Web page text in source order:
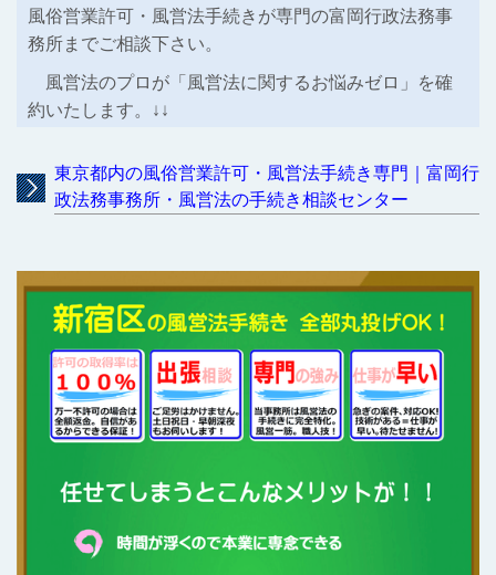
風俗営業許可・風営法手続きが専門の富岡行政法務事
務所までご相談下さい。
風営法のプロが「風営法に関するお悩みゼロ」を確
約いたします。↓↓
東京都内の風俗営業許可・風営法手続き専門｜富岡行
政法務事務所・風営法の手続き相談センター